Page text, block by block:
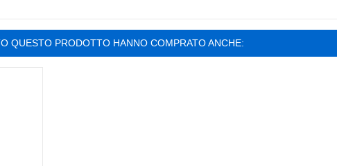
QUESTO PRODOTTO HANNO COMPRATO ANCHE: